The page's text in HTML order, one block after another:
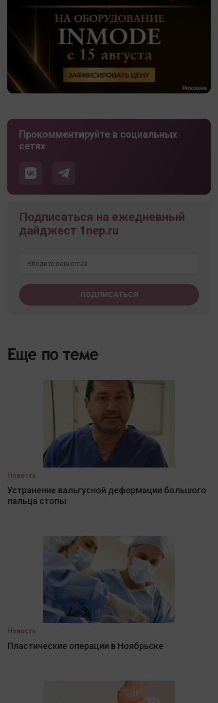
Прокомментируйте в социальных
сетях
Подписаться на ежедневный
дайджест 1nep.ru
Еще по теме
Новость
Устранение вальгусной деформации большого
пальца стопы
Новость
Пластические операции в Ноябрьске